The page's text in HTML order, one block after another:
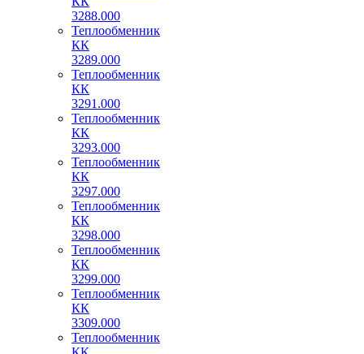
3288.000
Теплообменник
КК
3289.000
Теплообменник
КК
3291.000
Теплообменник
КК
3293.000
Теплообменник
КК
3297.000
Теплообменник
КК
3298.000
Теплообменник
КК
3299.000
Теплообменник
КК
3309.000
Теплообменник